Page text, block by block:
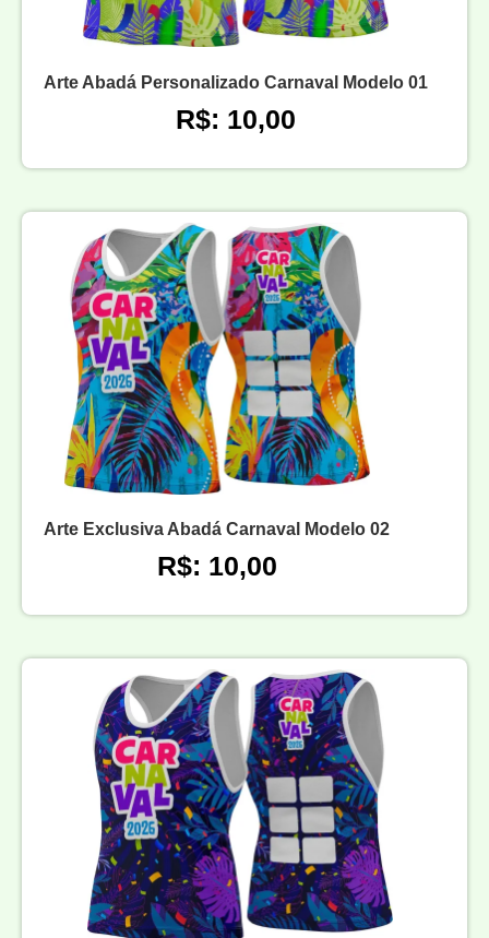
Arte Abadá Personalizado Carnaval Modelo 01
R$: 10,00
Arte Exclusiva Abadá Carnaval Modelo 02
R$: 10,00